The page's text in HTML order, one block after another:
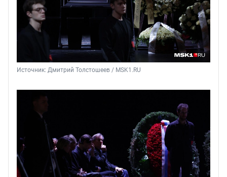
Источник: Дмитрий Толстошеев / MSK1.RU